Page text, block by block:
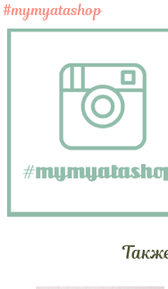
#mymyatashop